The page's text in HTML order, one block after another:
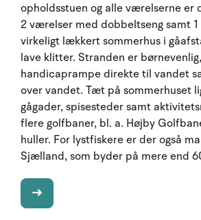
opholdsstuen og alle værelserne er
2 værelser med dobbeltseng samt
virkeligt lækkert sommerhus i
lave klitter. Stranden er
handicaprampe direkte til vandet
over vandet. Tæt på sommerhuset
gågader, spisesteder samt
flere golfbaner, bl. a. Højby
huller. For lystfiskere er der også
Sjælland, som byder på mere end